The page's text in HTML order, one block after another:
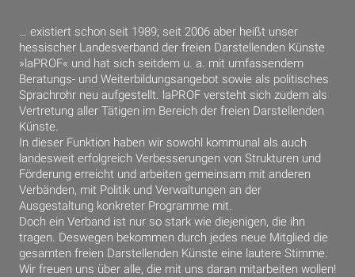
… existiert schon seit 1989; seit 2006 aber heißt unser
hessischer Landesverband der freien Darstellenden Künste
»laPROF« und hat sich seitdem u. a. mit umfassendem
Beratungs- und Weiterbildungsangebot sowie als politisches
Sprachrohr neu aufgestellt. laPROF versteht sich zudem als
Vertretung aller Tätigen im Bereich der freien Darstellenden
Künste.
In dieser Funktion haben wir sowohl kommunal als auch
landesweit erfolgreich Verbesserungen von Strukturen und
Förderung erreicht und arbeiten gemeinsam mit anderen
Verbänden, mit Politik und Verwaltungen an der
Ausgestaltung konkreter Programme mit.
Doch ein Verband ist nur so stark wie diejenigen, die ihn
tragen. Deswegen bekommen durch jedes neue Mitglied die
gesamten freien Darstellenden Künste eine lautere Stimme.
Wir freuen uns über alle, die mit uns daran mitarbeiten wollen!